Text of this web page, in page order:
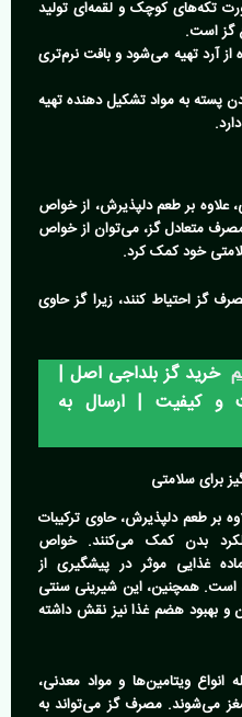
تکه‌های کوچک و لقمه‌ای تولید
گز است.
از آرد تهیه می‌شود و بافت نرم‌تری
پسته به مواد تشکیل دهنده تهیه
علاوه بر طعم دلپذیرش، از خواص
مصرف متعادل گز، می‌توان از خواص
خود کمک کرد.
گز احتیاط کنند، زیرا گز حاوی
خرید گز بلداجی اصل |
و کیفیت | ارسال به
برای سلامتی
بر طعم دلپذیرش، حاوی ترکیبات
بدن کمک می‌کنند. خواص
غذایی موثر در پیشگیری از
است. همچنین، این شیرینی سنتی
و بهبود هضم غذا نیز نقش داشته
انواع ویتامین‌ها و مواد معدنی،
می‌شوند. مصرف گز می‌تواند به